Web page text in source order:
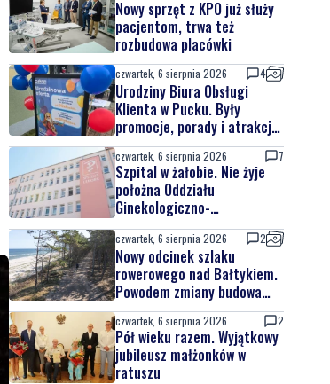
Nowy sprzęt z KPO już służy
pacjentom, trwa też
rozbudowa placówki
czwartek, 6 sierpnia 2026 4
Urodziny Biura Obsługi
Klienta w Pucku. Były
promocje, porady i atrakcje
dla najmłodszych
czwartek, 6 sierpnia 2026 7
Szpital w żałobie. Nie żyje
położna Oddziału
Ginekologiczno-
Położniczego
czwartek, 6 sierpnia 2026 2
Nowy odcinek szlaku
rowerowego nad Bałtykiem.
Powodem zmiany budowa
elektrowni jądrowej
czwartek, 6 sierpnia 2026 2
Pół wieku razem. Wyjątkowy
jubileusz małżonków w
ratuszu